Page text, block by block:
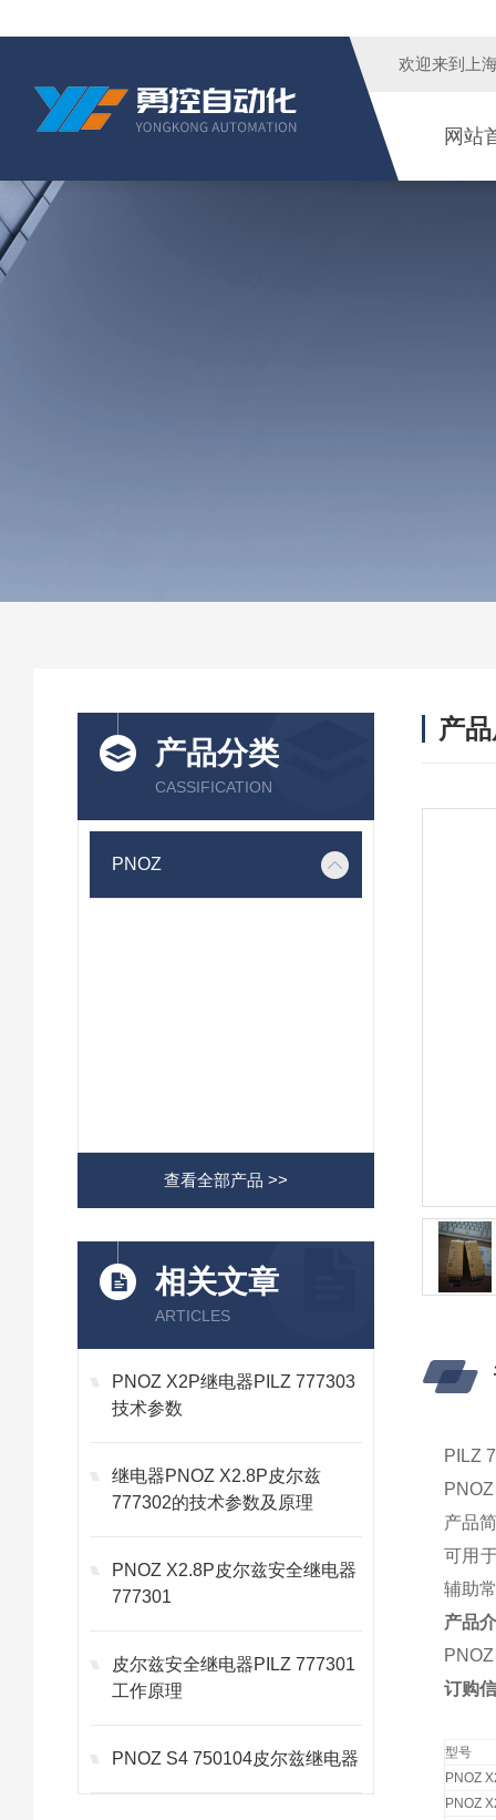
欢迎来到 上
网站
产品分类
CASSIFICATION
PNOZ
查看全部产品 >>
相关文章
ARTICLES
PNOZ X2P继电器PILZ 777303
技术参数
继电器PNOZ X2.8P皮尔兹
777302的技术参数及原理
PNOZ X2.8P皮尔兹安全继电器
777301
皮尔兹安全继电器PILZ 777301
工作原理
PNOZ S4 750104皮尔兹继电器
产
PILZ
产品
可用
辅助
产品
订购
型号
PNOZ
PNOZ